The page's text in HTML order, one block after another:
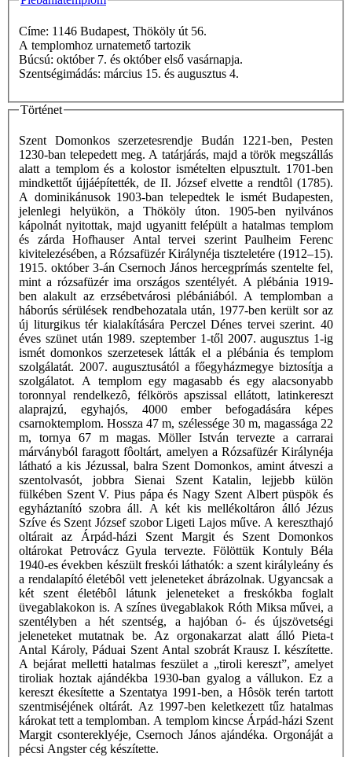
Címe: 1146 Budapest, Thököly út 56.
A templomhoz urnatemető tartozik
Búcsú: október 7. és október első vasárnapja.
Szentségimádás: március 15. és augusztus 4.
Történet
Szent Domonkos szerzetesrendje Budán 1221-ben, Pesten
1230-ban telepedett meg. A tatárjárás, majd a török megszállás
alatt a templom és a kolostor ismételten elpusztult. 1701-ben
mindkettőt újjáépítették, de II. József elvette a rendtôl (1785).
A dominikánusok 1903-ban telepedtek le ismét Budapesten,
jelenlegi helyükön, a Thököly úton. 1905-ben nyilvános
kápolnát nyitottak, majd ugyanitt felépült a hatalmas templom
és zárda Hofhauser Antal tervei szerint Paulheim Ferenc
kivitelezésében, a Rózsafüzér Királynéja tiszteletére (1912–15).
1915. október 3-án Csernoch János hercegprímás szentelte fel,
mint a rózsafüzér ima országos szentélyét. A plébánia 1919-
ben alakult az erzsébetvárosi plébániából. A templomban a
háborús sérülések rendbehozatala után, 1977-ben került sor az
új liturgikus tér kialakítására Perczel Dénes tervei szerint. 40
éves szünet után 1989. szeptember 1-től 2007. augusztus 1-ig
ismét domonkos szerzetesek látták el a plébánia és templom
szolgálatát. 2007. augusztusától a főegyházmegye biztosítja a
szolgálatot. A templom egy magasabb és egy alacsonyabb
toronnyal rendelkezô, félkörös apszissal ellátott, latinkereszt
alaprajzú, egyhajós, 4000 ember befogadására képes
csarnoktemplom. Hossza 47 m, szélessége 30 m, magassága 22
m, tornya 67 m magas. Möller István tervezte a carrarai
márványból faragott fôoltárt, amelyen a Rózsafüzér Királynéja
látható a kis Jézussal, balra Szent Domonkos, amint átveszi a
szentolvasót, jobbra Sienai Szent Katalin, lejjebb külön
fülkében Szent V. Pius pápa és Nagy Szent Albert püspök és
egyháztanító szobra áll. A két kis mellékoltáron álló Jézus
Szíve és Szent József szobor Ligeti Lajos műve. A kereszthajó
oltárait az Árpád-házi Szent Margit és Szent Domonkos
oltárokat Petrovácz Gyula tervezte. Fölöttük Kontuly Béla
1940-es években készült freskói láthatók: a szent királyleány és
a rendalapító életébôl vett jeleneteket ábrázolnak. Ugyancsak a
két szent életébôl látunk jeleneteket a freskókba foglalt
üvegablakokon is. A színes üvegablakok Róth Miksa művei, a
szentélyben a hét szentség, a hajóban ó- és újszövetségi
jeleneteket mutatnak be. Az orgonakarzat alatt álló Pieta-t
Antal Károly, Páduai Szent Antal szobrát Krausz I. készítette.
A bejárat melletti hatalmas feszület a „tiroli kereszt”, amelyet
tiroliak hoztak ajándékba 1930-ban gyalog a vállukon. Ez a
kereszt ékesítette a Szentatya 1991-ben, a Hôsök terén tartott
szentmiséjének oltárát. Az 1997-ben keletkezett tűz hatalmas
károkat tett a templomban. A templom kincse Árpád-házi Szent
Margit csontereklyéje, Csernoch János ajándéka. Orgonáját a
pécsi Angster cég készítette.